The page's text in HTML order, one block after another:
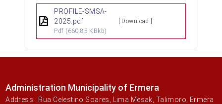
PROFILE-SMSA-
2025.pdf
Pdf (660.85 KBkb)
[ Download ]
Administration Municipality of Ermera
Address : Rua Celestino Soares, Lima Mesak, Talimoro, Ermera